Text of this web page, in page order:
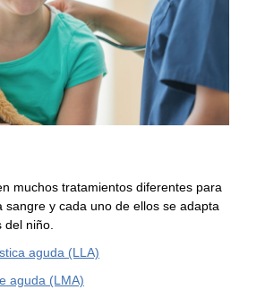
muchos tratamientos diferentes para
sangre y cada uno de ellos se adapta
del niño.
aguda (LLA)
aguda (LMA)